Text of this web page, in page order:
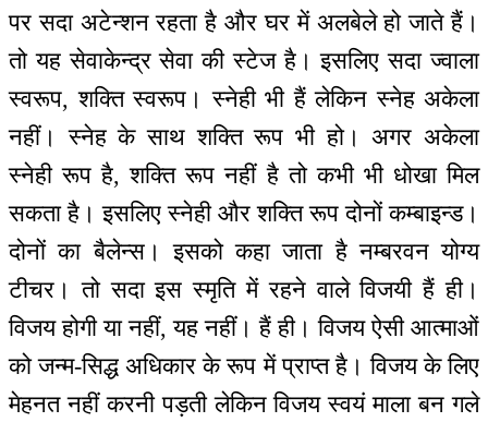
पर सदा अटेन्शन रहता है और घर में अलबेले हो जाते हैं।
तो यह सेवाकेन्द्र सेवा की स्टेज है। इसलिए सदा ज्वाला
स्वरूप, शक्ति स्वरूप। स्नेही भी हैं लेकिन स्नेह अकेला
नहीं। स्नेह के साथ शक्ति रूप भी हो। अगर अकेला
स्नेही रूप है, शक्ति रूप नहीं है तो कभी भी धोखा मिल
सकता है। इसलिए स्नेही और शक्ति रूप दोनों कम्बाइन्ड।
दोनों का बैलेन्स। इसको कहा जाता है नम्बरवन योग्य
टीचर। तो सदा इस स्मृति में रहने वाले विजयी हैं ही।
विजय होगी या नहीं, यह नहीं। हैं ही। विजय ऐसी आत्माओं
को जन्म-सिद्ध अधिकार के रूप में प्राप्त है। विजय के लिए
मेहनत नहीं करनी पड़ती लेकिन विजय स्वयं माला बन गले